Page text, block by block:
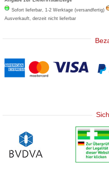
Sofort lieferbar, 1-2 Werktage (versandfertig)
Ausverkauft, derzeit nicht lieferbar